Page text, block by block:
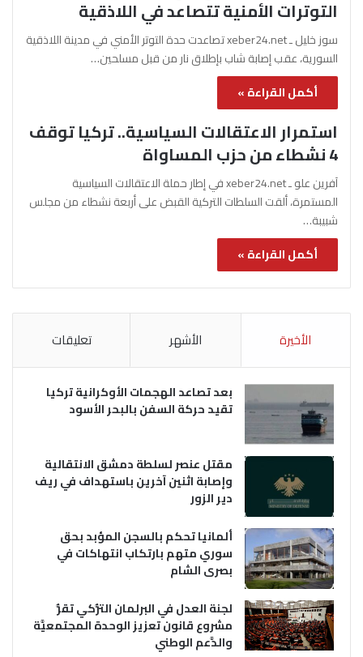
التوترات الأمنية تتصاعد في اللاذقية
سوز خليل ـ xeber24.net تصاعدت حدة التوتر الأمني في مدينة اللاذقية
السورية، عقب إصابة شاب بإطلاق نار من قبل مسلحين…
أكمل القراءة »
استمرار الاعتقالات السياسية.. تركيا توقف
4 نشطاء من حزب المساواة
آفرين علو ـ xeber24.net في إطار حملة الاعتقالات السياسية
المستمرة، ألقت السلطات التركية القبض على أربعة نشطاء من مجلس
شبيبة…
أكمل القراءة »
الأخيرة الأشهر تعليقات
بعد تصاعد الهجمات الأوكرانية تركيا
تقيد حركة السفن بالبحر الأسود
مقتل عنصر لسلطة دمشق الانتقالية
وإصابة اثنين آخرين باستهداف في ريف
دير الزور
ألمانيا تحكم بالسجن المؤبد بحق
سوري متهم بارتكاب انتهاكات في
بصرى الشام
لجنة العدل في البرلمان التُّركي تقرُّ
مشروع قانون تعزيز الوحدة المجتمعيَّة
والدَّعم الوطني